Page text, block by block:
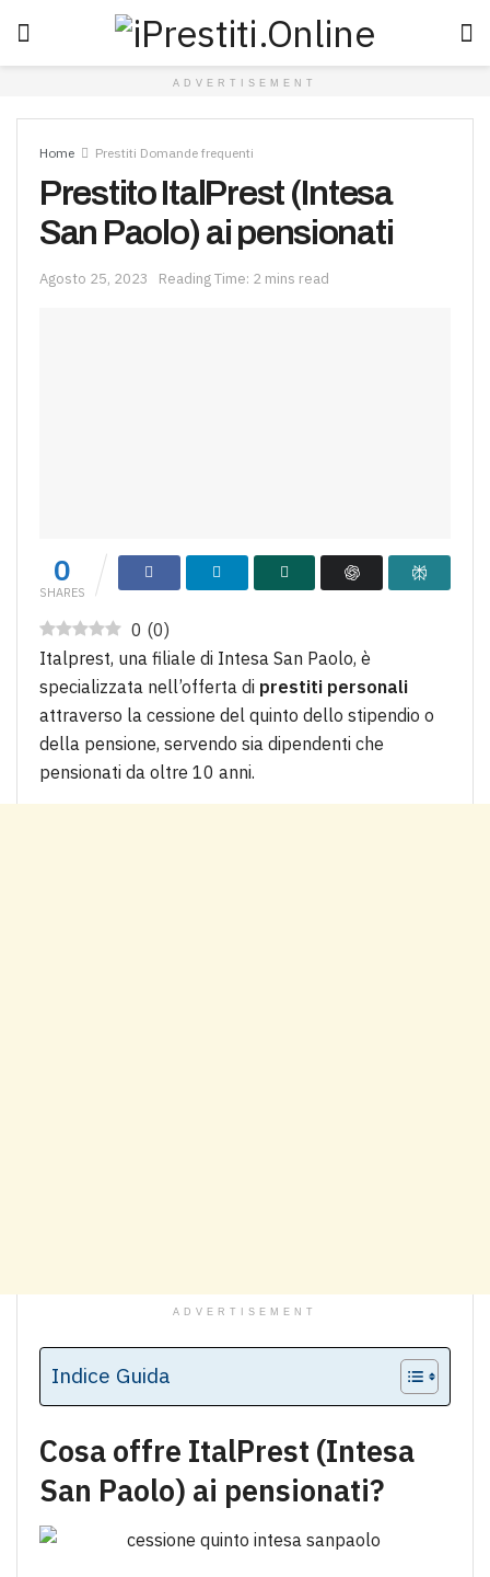
ADVERTISEMENT
Home Prestiti Domande frequenti
Prestito ItalPrest (Intesa
San Paolo) ai pensionati
Agosto 25, 2023 Reading Time: 2 mins read
0
SHARES
0 (0)
Italprest, una filiale di Intesa San Paolo, è
specializzata nell’offerta di prestiti personali
attraverso la cessione del quinto dello stipendio o
della pensione, servendo sia dipendenti che
pensionati da oltre 10 anni.
ADVERTISEMENT
Indice Guida
Cosa offre ItalPrest (Intesa
San Paolo) ai pensionati?